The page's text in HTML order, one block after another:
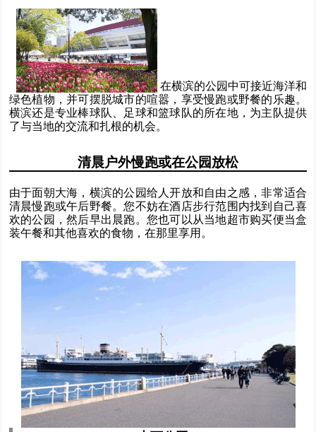
在横滨的公园中可接近海洋和
绿色植物，并可摆脱城市的喧嚣，享受慢跑或野餐的乐趣。
横滨还是专业棒球队、足球和篮球队的所在地，为主队提供
了与当地的交流和扎根的机会。
清晨户外慢跑或在公园放松
由于面朝大海，横滨的公园给人开放和自由之感，非常适合
清晨慢跑或午后野餐。您不妨在酒店步行范围内找到自己喜
欢的公园，然后早出晨跑。您也可以从当地超市购买便当盒
装午餐和其他喜欢的食物，在那里享用。